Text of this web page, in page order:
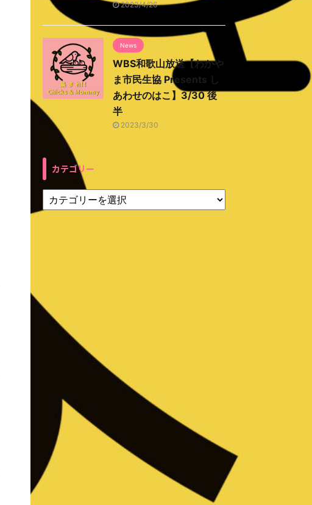
2023/4/26
News
WBS和歌山放送【わかや
ま市民生協 Presents し
あわせのはこ】3/30 後
半
2023/3/30
カテゴリー